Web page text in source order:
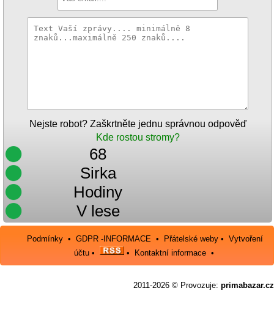
Nejste robot? Zaškrtněte jednu správnou odpověď
Kde rostou stromy?
68
Sirka
Hodiny
V lese
Podmínky •GDPR -INFORMACE • Přátelské weby •Vytvoření
účtu• • Kontaktní informace•
2011-2026 © Provozuje: primabazar.cz